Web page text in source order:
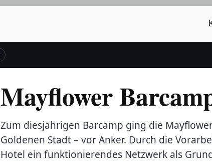
Mayflower
Zum diesjährigen Barcamp ging die
Goldenen Stadt – vor Anker. Durch die
Hotel ein funktionierendes Netzwerk als